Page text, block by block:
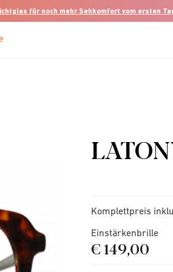
für noch mehr Sehkomfort vom ersten
Komplettpreis
Einstärkenbrille
€ 149,00